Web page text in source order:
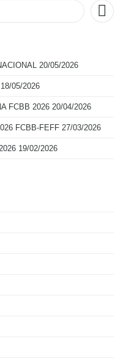
20/05/2026
18/05/2026
FCBB 2026 20/04/2026
FCBB-FEFF 27/03/2026
19/02/2026